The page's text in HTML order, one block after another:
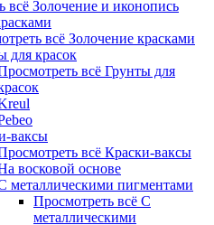
всё Золочение и иконопись
всё Золочение красками
для красок
всё Грунты для
ваксы
всё Краски-ваксы
восковой основе
металлическими пигментами
Просмотреть всё С
металлическими